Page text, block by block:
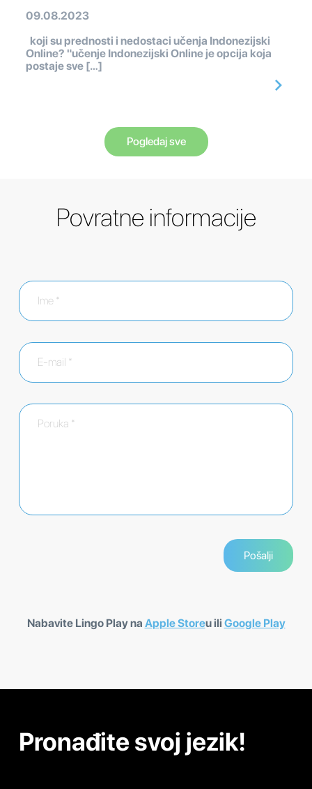
09.08.2023
koji su prednosti i nedostaci učenja Indonezijski
Online? "učenje Indonezijski Online je opcija koja
postaje sve […]
Pogledaj sve
Povratne informacije
Nabavite Lingo Play na Apple Storeu ili Google Play
Pronađite svoj jezik!